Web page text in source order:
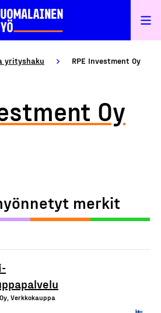
yrityshaku RPE Investment Oy
Oy
merkit
Verkkokauppa